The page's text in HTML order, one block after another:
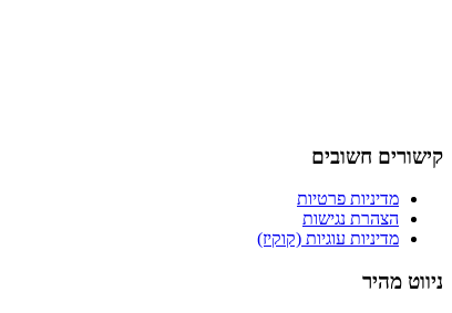
קישורים חשובים
מדיניות פרטיות
הצהרת נגישות
מדיניות עוגיות (קוקיז)
ניווט מהיר